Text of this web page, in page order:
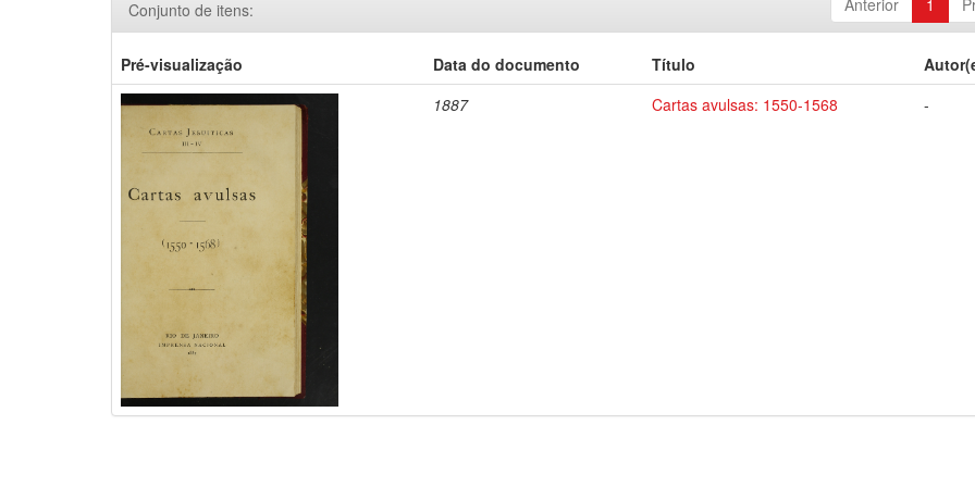
Anterior 1
Conjunto de itens:
Pré-visualização Data do documento Título
1887
Cartas avulsas: 1550-1568 -